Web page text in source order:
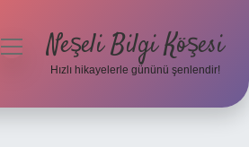
menüyüNeşeli Bilgi Köşesi
Hızlı hikayelerle gününü şenlendir!